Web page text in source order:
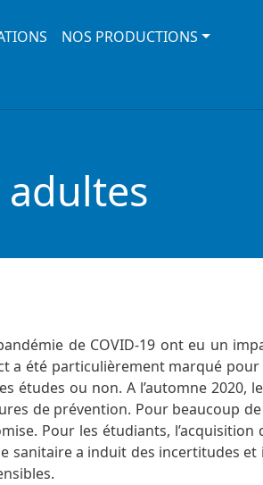
NOS PRODUCTIONS
adultes
de COVID-19 ont eu un
a été particulièrement marqué
études ou non. A l’automne 2020,
de prévention. Pour beaucoup
Pour les étudiants, l’acquisition
sanitaire a induit des incertitudes et